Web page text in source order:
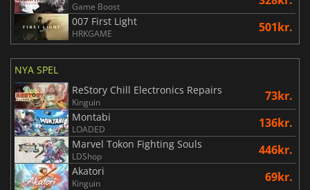
Game Boost
007 First Light
HRKGAME 501kr.
NYA SPEL
ReStory Chill Electronics Repairs
Kinguin 73kr.
Montabi
LOADED 136kr.
Marvel Tokon Fighting Souls
LDShop 446kr.
Akatori
Kinguin 69kr.